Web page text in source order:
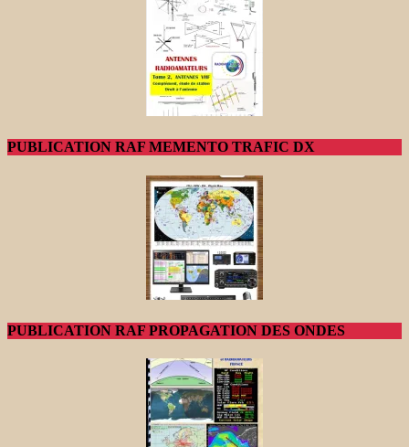
PUBLICATION RAF MEMENTO TRAFIC DX
PUBLICATION RAF PROPAGATION DES ONDES